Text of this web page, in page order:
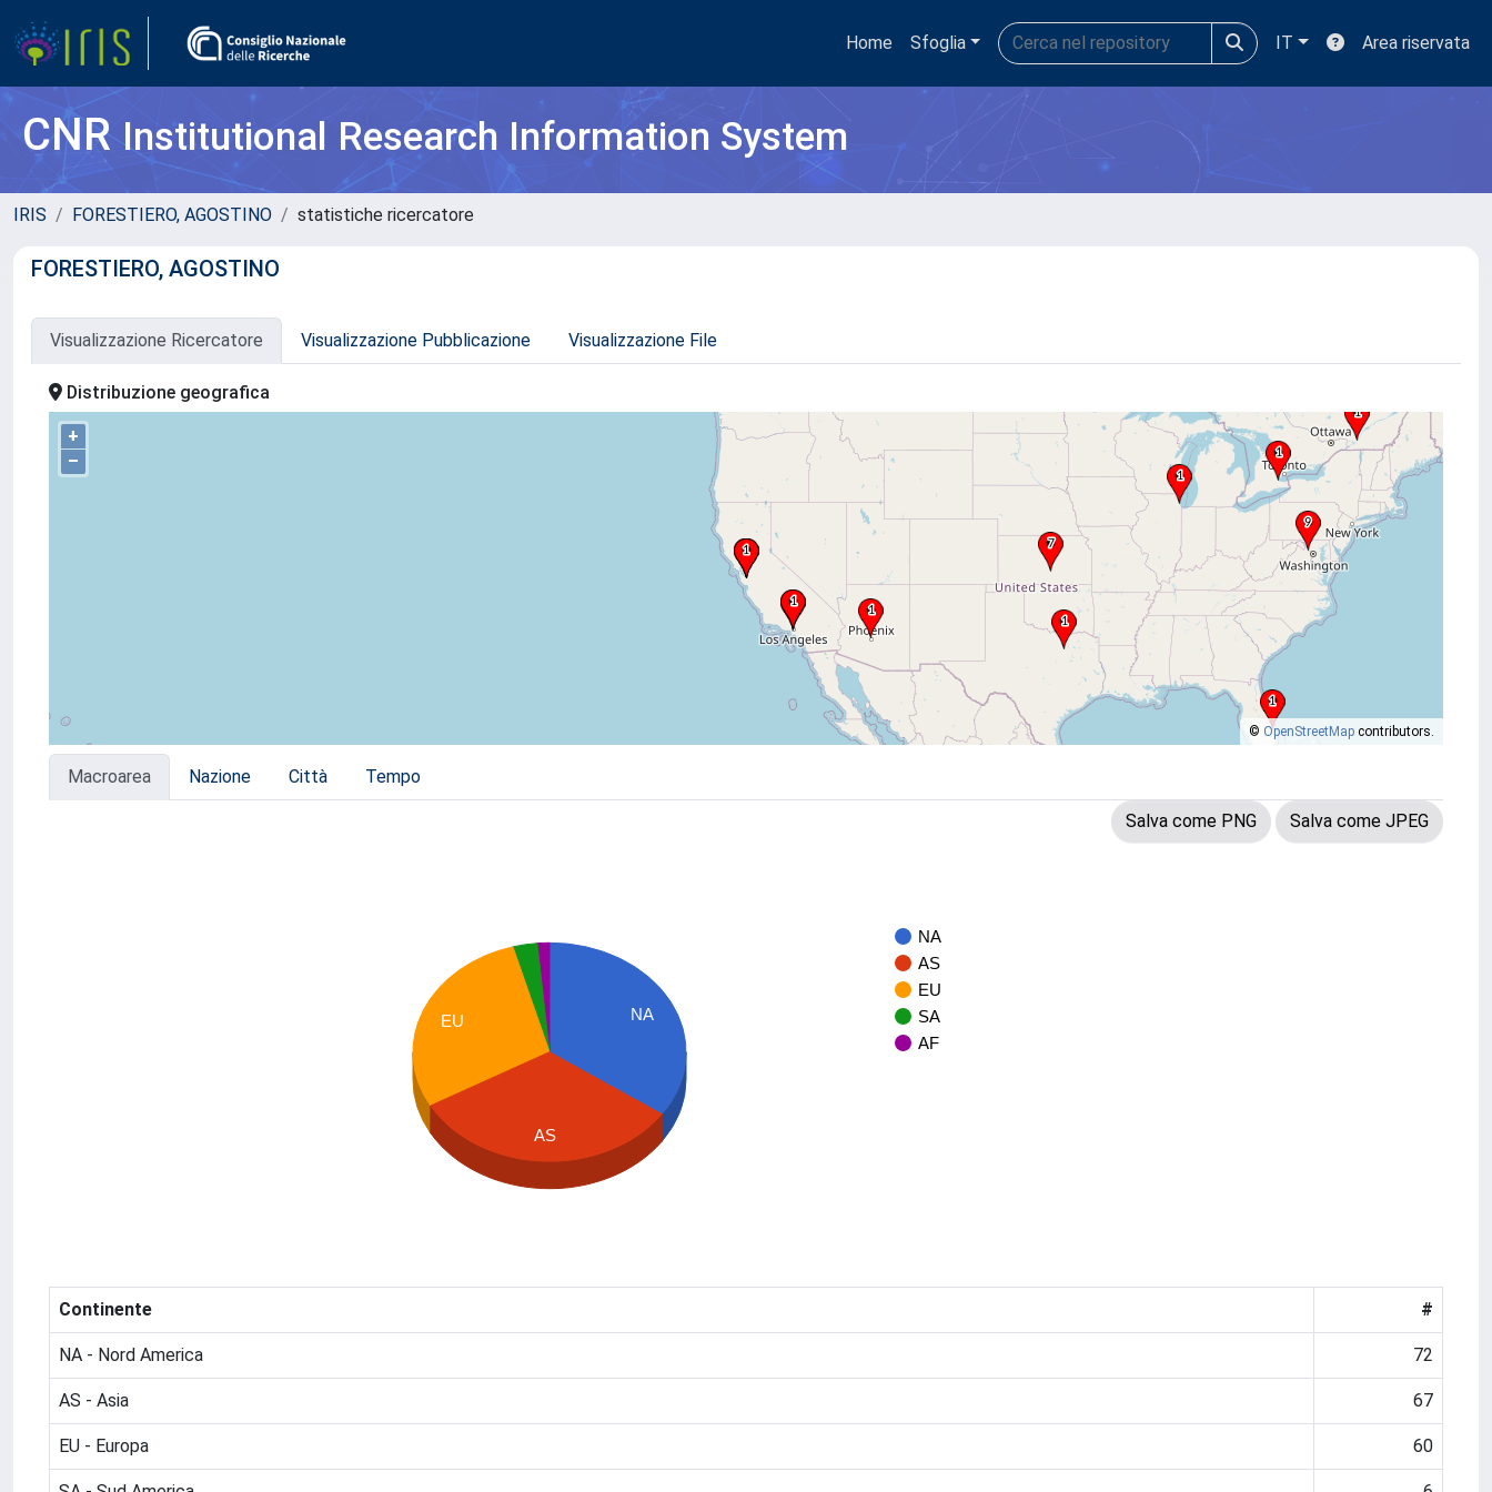
Home Sfoglia IT Area riservata
CNRInstitutional Research Information System
IRIS FORESTIERO, AGOSTINO statistiche ricercatore
FORESTIERO, AGOSTINO
Visualizzazione Ricercatore Visualizzazione Pubblicazione Visualizzazione File
Distribuzione geografica
+
–
© OpenStreetMap contributors.
Macroarea Nazione Città Tempo
Salva come PNG Salva come JPEG
NA
AS
EU
SA
AF
NA
EU
AS
Continente #
NA - Nord America 72
AS - Asia 67
EU - Europa 60